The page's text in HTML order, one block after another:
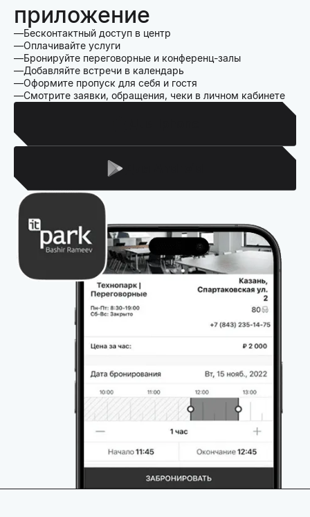
приложение
Бесконтактный доступ в центр
Оплачивайте услуги
Бронируйте переговорные и конференц-залы
Добавляйте встречи в календарь
Оформите пропуск для себя и гостя
Смотрите заявки, обращения, чеки в личном кабинете